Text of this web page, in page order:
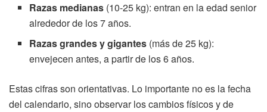
Razas medianas (10-25 kg): entran en la edad senior
alrededor de los 7 años.
Razas grandes y gigantes (más de 25 kg):
envejecen antes, a partir de los 6 años.
Estas cifras son orientativas. Lo importante no es la fecha
del calendario, sino observar los cambios físicos y de